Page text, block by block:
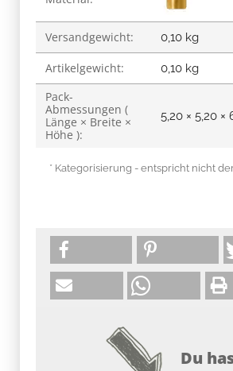
Versandgewicht: 0,10 kg
Artikelgewicht: 0,10 kg
Pack-
Abmessungen (
Länge × Breite ×
Höhe ):
5,20 × 5,20 ×
* Kategorisierung - entspricht nicht
Du